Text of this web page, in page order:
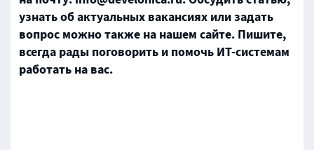
узнать об актуальных вакансиях или задать
вопрос можно также на нашем сайте. Пишите,
всегда рады поговорить и помочь ИТ-системам
работать на вас.